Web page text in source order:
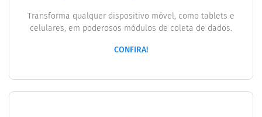
Transforma qualquer dispositivo móvel, como tablets e
celulares, em poderosos módulos de coleta de dados.
CONFIRA!